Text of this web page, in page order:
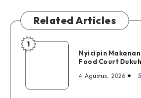
Related Articles
Nyicipin
Padu
1
Nyicipin
Food Court
4 Agustus, 2026